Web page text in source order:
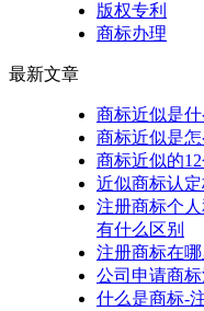
版权专利
商标办理
最新文章
商标近似是
商标近似是
商标近似的
近似商标认
注册商标个
有什么区别
注册商标在
公司申请商
什么是商标-